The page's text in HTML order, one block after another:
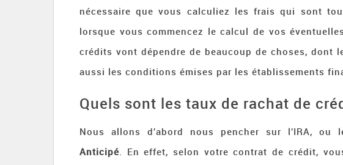
nécessaire que vous calculiez les frais qui sont
lorsque vous commencez le calcul de vos
crédits vont dépendre de beaucoup de choses, dont
aussi les conditions émises par les établissements
Quels sont les taux de rachat de
Nous allons d’abord nous pencher sur l’IRA, ou
Anticipé. En effet, selon votre contrat de crédit,